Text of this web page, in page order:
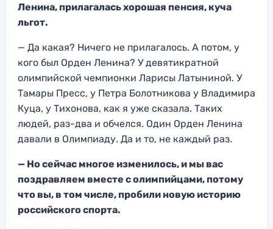
Ленина, прилагалась хорошая пенсия, куча
льгот.
— Да какая? Ничего не прилагалось. А потом, у
кого был Орден Ленина? У девятикратной
олимпийской чемпионки Ларисы Латыниной. У
Тамары Пресс, у Петра Болотникова у Владимира
Куца, у Тихонова, как я уже сказала. Таких
людей, раз-два и обчелся. Один Орден Ленина
давали в Олимпиаду. Да и то, не каждый раз.
— Но сейчас многое изменилось, и мы вас
поздравляем вместе с олимпийцами, потому
что вы, в том числе, пробили новую историю
российского спорта.